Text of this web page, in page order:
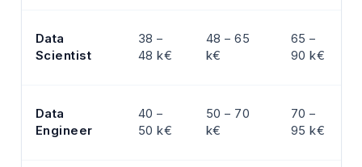
Data
Scientist
38 –
48 k€
48 – 65
k€
65 –
90 k€
Data
Engineer
40 –
50 k€
50 – 70
k€
70 –
95 k€